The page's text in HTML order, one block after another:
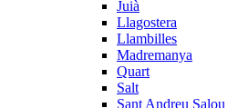
Juià
Llagostera
Llambilles
Madremanya
Quart
Salt
Sant Andreu Salou